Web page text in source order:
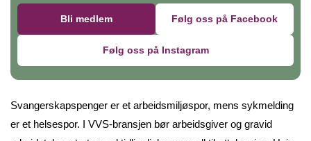
Bli medlem Følg oss på Facebook
Følg oss på Instagram
Svangerskapspenger er et arbeidsmiljøspor, mens sykmelding
er et helsespor. I VVS-bransjen bør arbeidsgiver og gravid